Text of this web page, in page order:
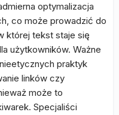
optymalizacja
co może prowadzić do
której tekst staje się
użytkowników. Ważne
praktyk
linków czy
może to
Specjaliści